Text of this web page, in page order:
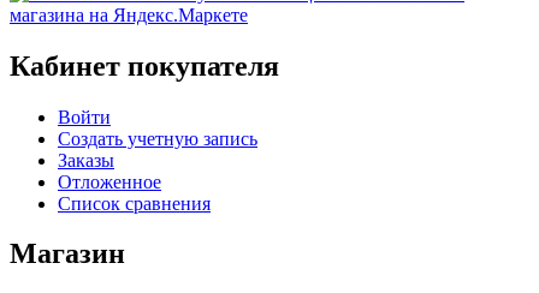
Кабинет покупателя
Войти
Создать учетную запись
Заказы
Отложенное
Список сравнения
Магазин